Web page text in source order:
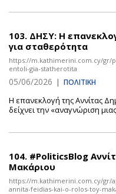
103. ΔΗΣΥ: Η
για σταθερότητα
https://m.kathimerini.com.cy/gr/
entoli-gia-statherotita
05/06/2026 | ΠΟΛΙΤΙΚΗ
Η επανεκλογή της Αννίτας
δείχνει την «αναγνώριση
104. #PoliticsBlog
Μακάριου
https://m.kathimerini.com.cy/gr/
annita-feidias-kai-o-rolos-toy-